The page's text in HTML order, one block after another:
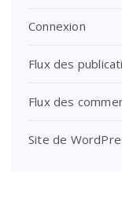
Connexion
Flux des
Flux des
Site de